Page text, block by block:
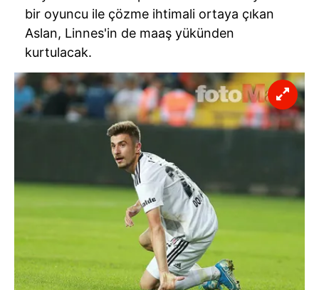
bir oyuncu ile çözme ihtimali ortaya çıkan
Aslan, Linnes'in de maaş yükünden
kurtulacak.